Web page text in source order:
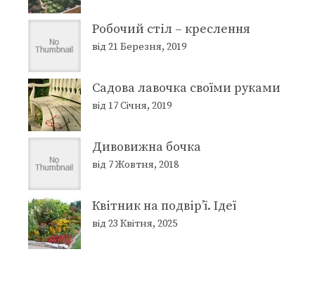
Робочий стіл – креслення
від 21 Березня, 2019
Садова лавочка своїми руками
від 17 Січня, 2019
Дивовижна бочка
від 7 Жовтня, 2018
Квітник на подвір’ї. Ідеї
від 23 Квітня, 2025